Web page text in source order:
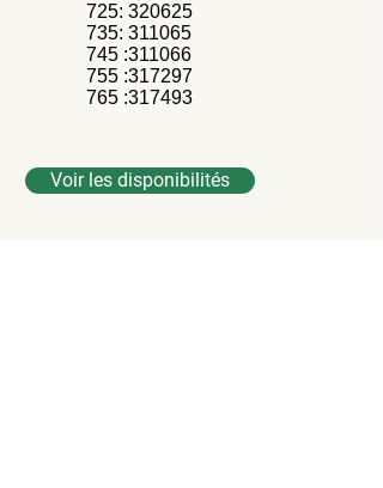
725: 320625
735: 311065
745 :311066
755 :317297
765 :317493
Voir les disponibilités